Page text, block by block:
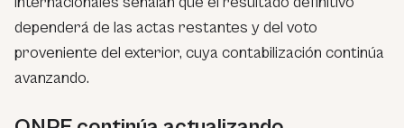
dependerá de las actas restantes y del voto
proveniente del exterior, cuya contabilización continúa
avanzando.